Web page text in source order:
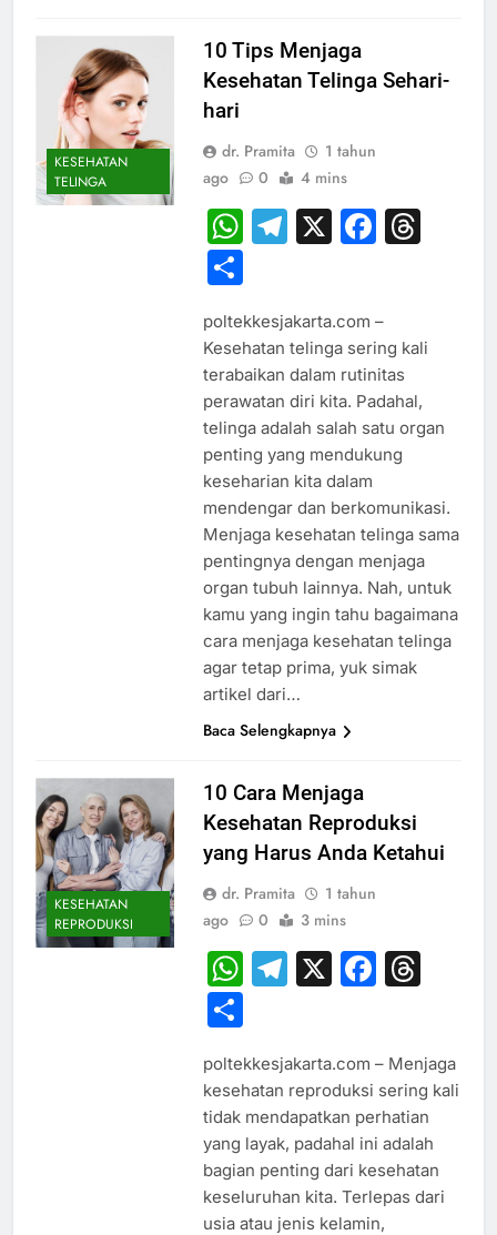
KESEHATAN
TELINGA
10 Tips Menjaga
Kesehatan Telinga Sehari-
hari
dr. Pramita
1 tahun
ago
0 4 mins
WhatsApp
Telegram
X
Share
poltekkesjakarta.com –
Kesehatan telinga sering kali
terabaikan dalam rutinitas
perawatan diri kita. Padahal,
telinga adalah salah satu organ
penting yang mendukung
keseharian kita dalam
mendengar dan berkomunikasi.
Menjaga kesehatan telinga sama
pentingnya dengan menjaga
organ tubuh lainnya. Nah, untuk
kamu yang ingin tahu bagaimana
cara menjaga kesehatan telinga
agar tetap prima, yuk simak
artikel dari…
Baca Selengkapnya
KESEHATAN
REPRODUKSI
10 Cara Menjaga
Kesehatan Reproduksi
yang Harus Anda Ketahui
dr. Pramita
1 tahun
ago
0 3 mins
WhatsApp
Telegram
X
Share
poltekkesjakarta.com – Menjaga
kesehatan reproduksi sering kali
tidak mendapatkan perhatian
yang layak, padahal ini adalah
bagian penting dari kesehatan
keseluruhan kita. Terlepas dari
usia atau jenis kelamin,